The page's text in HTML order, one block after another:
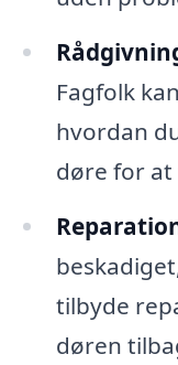
Fagfolk
hvordan
døre for
tilbyde
døren